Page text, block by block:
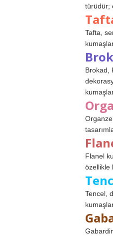
türüdür;
Tafta,
Brokad,
Flanel
özellikle
Tencel,